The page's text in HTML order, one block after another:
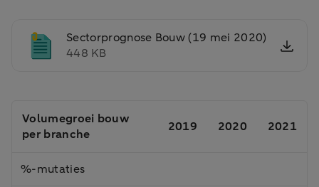
Sectorprognose Bouw (19 mei 2020)
448 KB
Volumegroei bouw
per branche
2019 2020 2021
%-mutaties